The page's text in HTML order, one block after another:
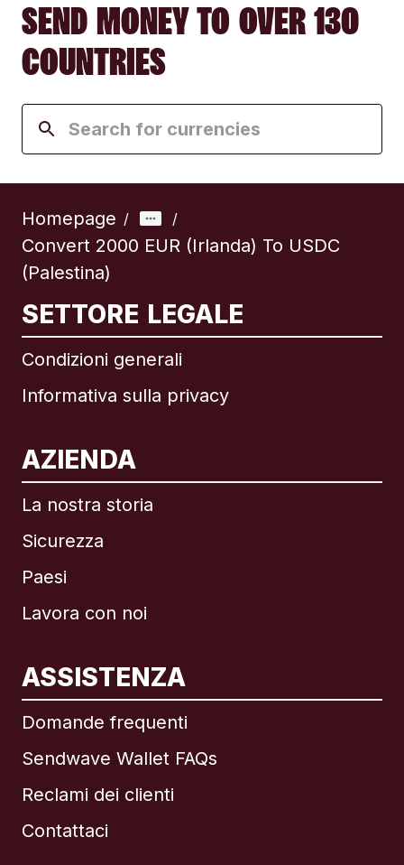
SEND MONEY TO OVER 130
COUNTRIES
Homepage / /
Convert 2000 EUR (Irlanda) To USDC
(Palestina)
SETTORE LEGALE
Condizioni generali
Informativa sulla privacy
AZIENDA
La nostra storia
Sicurezza
Paesi
Lavora con noi
ASSISTENZA
Domande frequenti
Sendwave Wallet FAQs
Reclami dei clienti
Contattaci
Internazionale English
Brasile